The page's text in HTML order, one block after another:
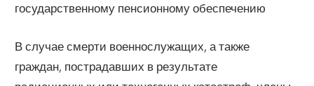
государственному пенсионному обеспечению
В случае смерти военнослужащих, а также
граждан, пострадавших в результате